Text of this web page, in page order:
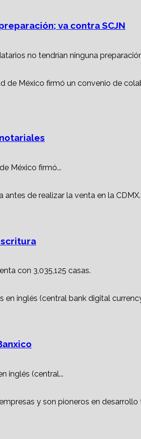
va contra SCJN
no tendrían ninguna
México firmó...
con 3,035,125 casas.
inglés (central...